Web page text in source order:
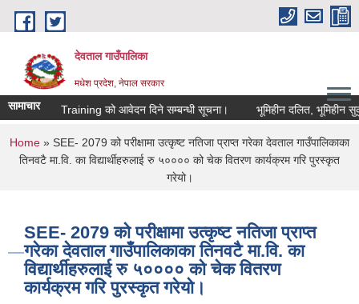
Skip to main content
देवताल गाउँपालिका
मधेश प्रदेश, नेपाल सरकार
सामाचारSkill Training को आवेदन दिने सम्बन्धी सूचना। भूमिहीन दलित, भूमिहीन
You are here
Home » SEE- 2079 को परीक्षामा उत्कृष्ट नतिजा प्राप्त गरेका देवताल गाउँपालिकाका
तिनवटै मा.वि. का विद्यार्थीहरुलाई रु ५०००० को चेक वितरण कार्यक्रम गरि पुरस्कृत
गरेयो।
SEE- 2079 को परीक्षामा उत्कृष्ट नतिजा प्राप्त
गरेका देवताल गाउँपालिकाका तिनवटै मा.वि. का
विद्यार्थीहरुलाई रु ५०००० को चेक वितरण
कार्यक्रम गरि पुरस्कृत गरेयो।